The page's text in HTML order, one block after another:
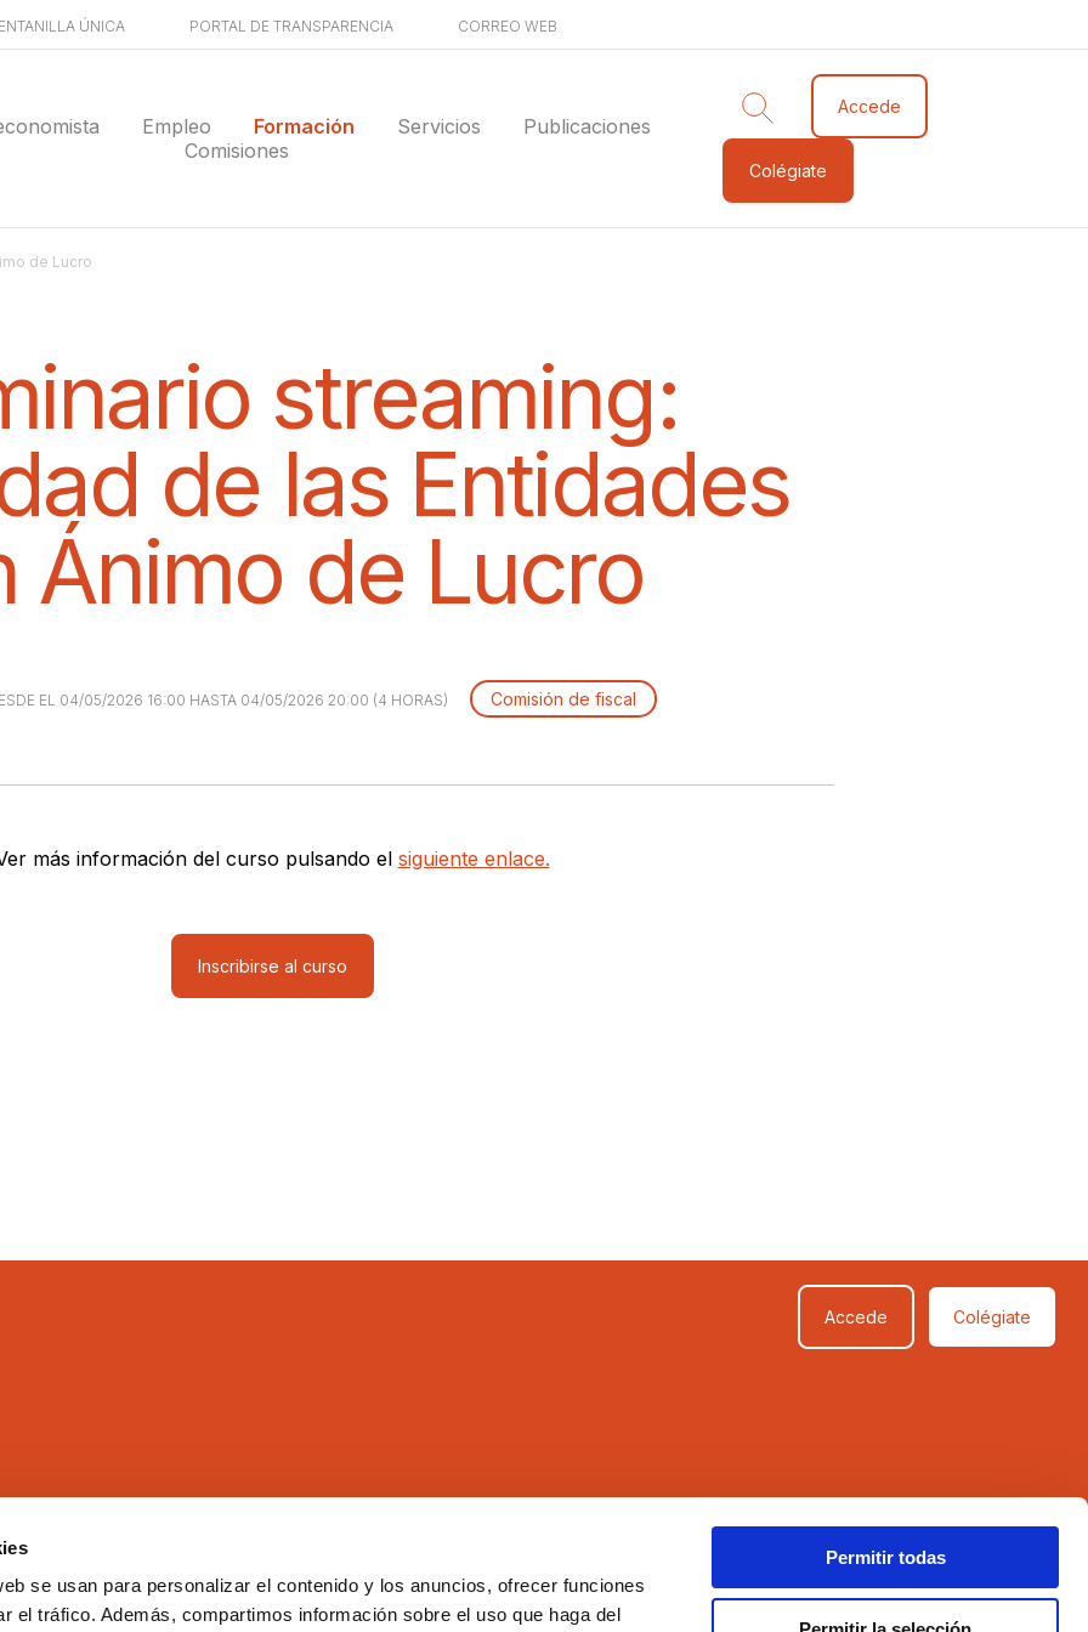
se usan para personalizar el contenido y los anuncios, ofrecer funciones
el tráfico. Además, compartimos información sobre el uso que haga del
Permitir todas
ÚNICA PORTAL DE TRANSPARENCIA CORREO WEB
Empleo Formación Servicios
Publicaciones
Comisiones
Accede
Colégiate
de Lucro
streaming:
de las Entidades
Ánimo de Lucro
EL 04/05/2026 16:00 HASTA 04/05/2026 20:00 (4 HORAS) Comisión de fiscal
más información del curso pulsando el siguiente enlace.
Inscribirse al curso
Accede Colégiate
El Colegio
Aula Virtual
Formación
Comisiones
Empleo